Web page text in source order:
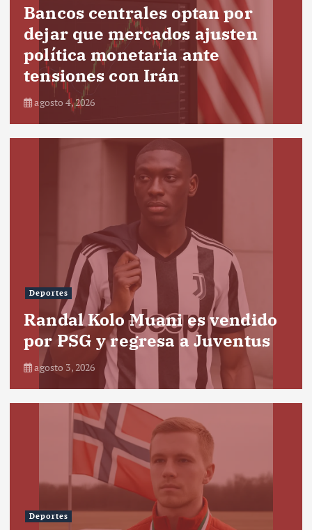
Bancos centrales optan por
dejar que mercados ajusten
política monetaria ante
tensiones con Irán
agosto 4, 2026
Deportes
Randal Kolo Muani es vendido
por PSG y regresa a Juventus
agosto 3, 2026
Deportes